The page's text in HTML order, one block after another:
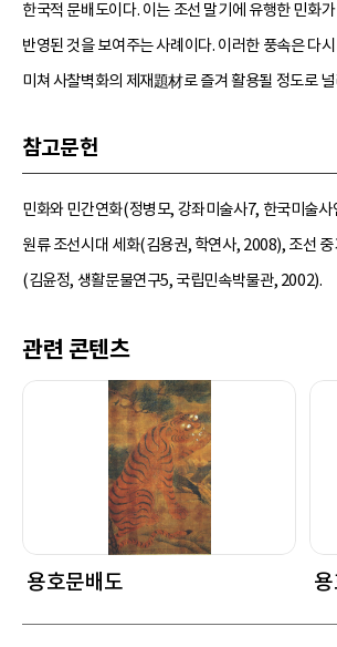
한국적 문배도이다. 이는 조선 말기에 유행한 민화가
반영된 것을 보여주는 사례이다. 이러한 풍속은 다
미쳐 사찰벽화의 제재題材로 즐겨 활용될 정도로
참고문헌
민화와 민간연화(정병모, 강좌미술사7, 한국미술
원류 조선시대 세화(김용권, 학연사, 2008), 조선
(김윤정, 생활문물연구5, 국립민속박물관, 2002).
관련 콘텐츠
용호문배도